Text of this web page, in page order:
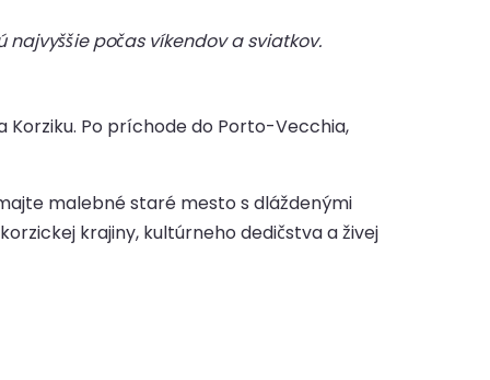
počas víkendov a sviatkov.
Po príchode do Porto-Vecchia,
malebné staré mesto s dláždenými
krajiny, kultúrneho dedičstva a živej